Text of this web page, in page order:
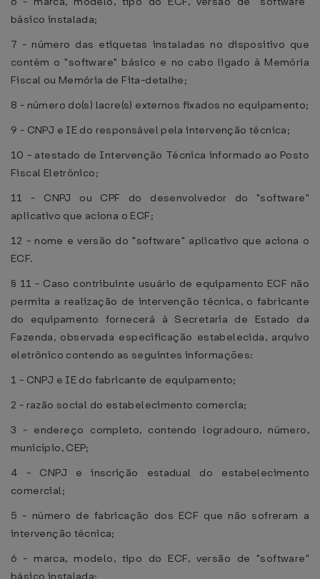
básico instalada;
7 - número das etiquetas instaladas no dispositivo que
contém o "software" básico e no cabo ligado à Memória
Fiscal ou Memória de Fita-detalhe;
8 - número do(s) lacre(s) externos fixados no equipamento;
9 - CNPJ e IE do responsável pela intervenção técnica;
10 - atestado de Intervenção Técnica informado ao Posto
Fiscal Eletrônico;
11 - CNPJ ou CPF do desenvolvedor do "software"
aplicativo que aciona o ECF;
12 - nome e versão do "software" aplicativo que aciona o
ECF.
§ 11 - Caso contribuinte usuário de equipamento ECF não
permita a realização de intervenção técnica, o fabricante
do equipamento fornecerá à Secretaria de Estado da
Fazenda, observada especificação estabelecida, arquivo
eletrônico contendo as seguintes informações:
1 - CNPJ e IE do fabricante de equipamento;
2 - razão social do estabelecimento comercia;
3 - endereço completo, contendo logradouro, número,
município, CEP;
4 - CNPJ e inscrição estadual do estabelecimento
comercial;
5 - número de fabricação dos ECF que não sofreram a
intervenção técnica;
6 - marca, modelo, tipo do ECF, versão de "software"
básico instalada;